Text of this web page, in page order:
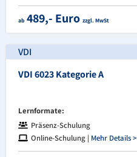
ab 489,- Euro zzgl. MwSt
VDI
VDI 6023 Kategorie A
Lernformate:
Präsenz-Schulung
Online-Schulung | Mehr Details >